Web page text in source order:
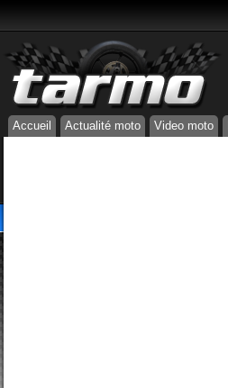
Accueil Actualité moto Video moto